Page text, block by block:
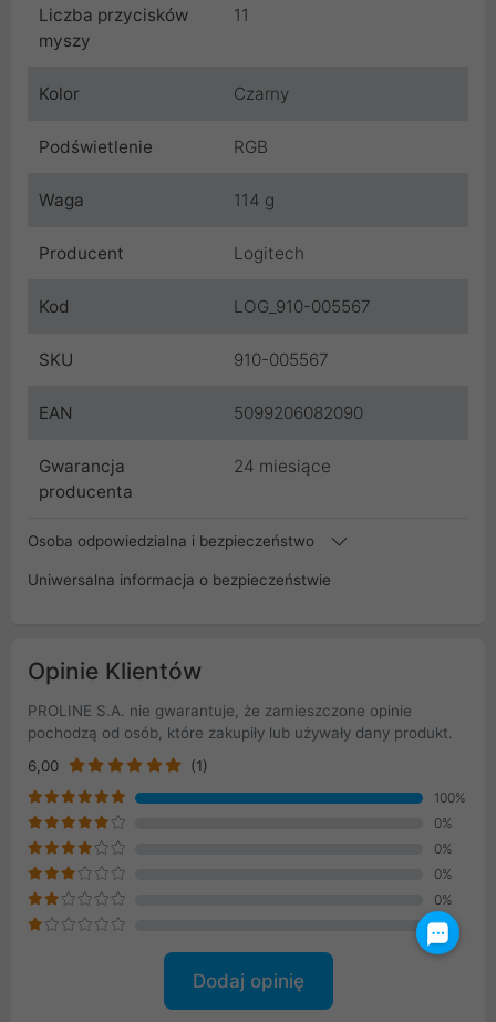
Liczba przycisków
myszy
11
Kolor Czarny
Podświetlenie RGB
Waga 114 g
Producent Logitech
Kod LOG_910-005567
SKU 910-005567
EAN 5099206082090
Gwarancja
producenta
24 miesiące
Osoba odpowiedzialna i bezpieczeństwo
Uniwersalna informacja o bezpieczeństwie
Opinie Klientów
PROLINE S.A. nie gwarantuje, że zamieszczone opinie
pochodzą od osób, które zakupiły lub używały dany produkt.
6,00
(1)
100%
0%
0%
0%
0%
0%
Dodaj opinię